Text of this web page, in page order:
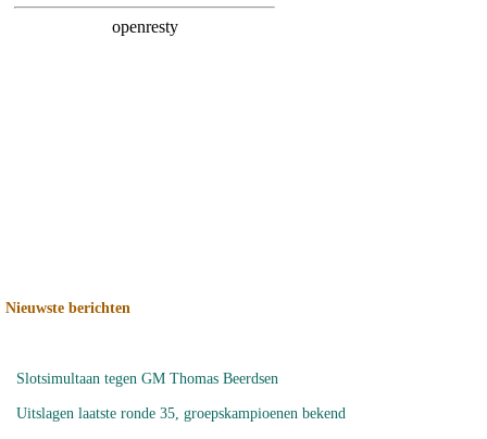
Nieuwste berichten
Slotsimultaan tegen GM Thomas Beerdsen
Uitslagen laatste ronde 35, groepskampioenen bekend